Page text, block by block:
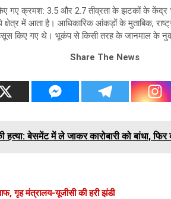
गए क्रमश: 3.5 और 2.7 तीव्रता के झटकों के केंद्र
में आता है। आधिकारिक आंकड़ों के मुताबिक,
किए गए थे। भूकंप से किसी तरह के जानमाल के
Share The News
हत्या: बेसमेंट में ले जाकर कारोबारी को बांधा, फिर
साफ, गृह मंत्रालय-यूजीसी की हरी झंडी